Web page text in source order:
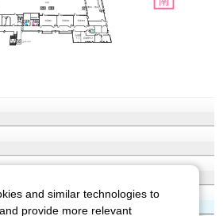
and similar technologies to
provide more relevant